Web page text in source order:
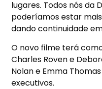
lugares. Todos nós da
poderíamos estar
dando continuidade
O novo filme terá
Charles Roven e
Nolan e Emma
executivos.